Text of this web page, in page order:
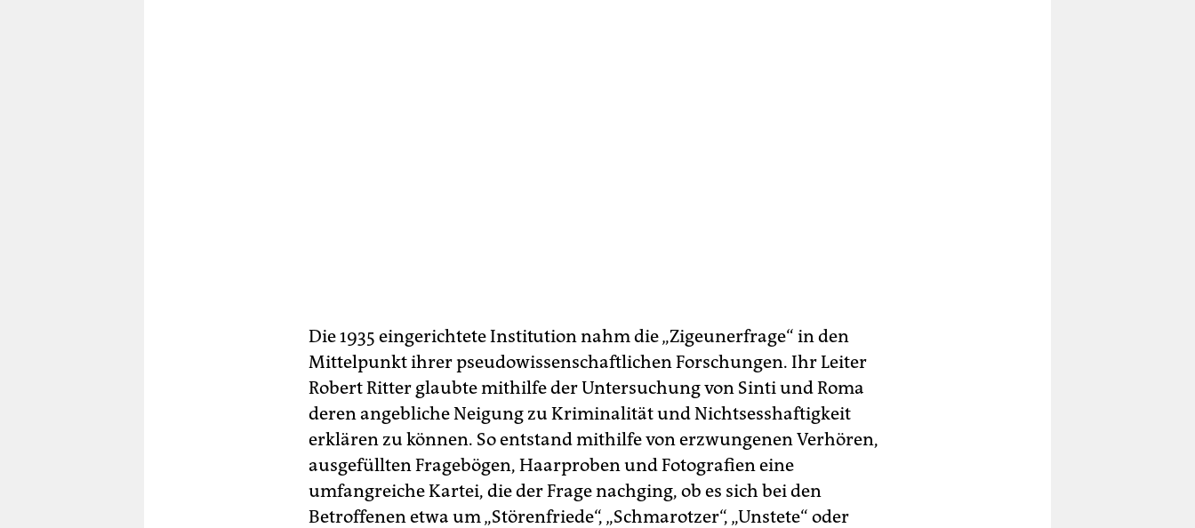
Die 1935 eingerichtete Institution nahm die „Zigeunerfrage“ in den
Mittelpunkt ihrer pseudowissenschaftlichen Forschungen. Ihr Leiter
Robert Ritter glaubte mithilfe der Untersuchung von Sinti und Roma
deren angebliche Neigung zu Kriminalität und Nichtsesshaftigkeit
erklären zu können. So entstand mithilfe von erzwungenen Verhören,
ausgefüllten Fragebögen, Haarproben und Fotografien eine
umfangreiche Kartei, die der Frage nachging, ob es sich bei den
Betroffenen etwa um „Störenfriede“, „Schmarotzer“, „Unstete“ oder